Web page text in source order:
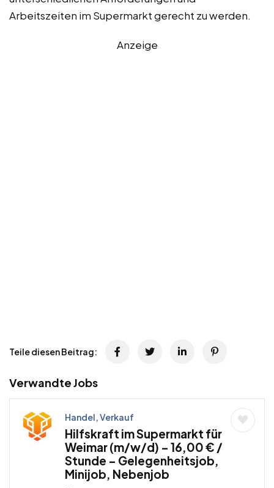
Arbeitszeiten im Supermarkt gerecht zu werden.
Anzeige
Teile diesen Beitrag:
Verwandte Jobs
Handel, Verkauf
Hilfskraft im Supermarkt für
Weimar (m/w/d) – 16,00 € /
Stunde – Gelegenheitsjob,
Minijob, Nebenjob